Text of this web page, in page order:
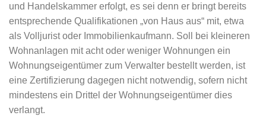
und Handelskammer erfolgt, es sei denn er bringt bereits
entsprechende Qualifikationen „von Haus aus“ mit, etwa
als Volljurist oder Immobilienkaufmann. Soll bei kleineren
Wohnanlagen mit acht oder weniger Wohnungen ein
Wohnungseigentümer zum Verwalter bestellt werden, ist
eine Zertifizierung dagegen nicht notwendig, sofern nicht
mindestens ein Drittel der Wohnungseigentümer dies
verlangt.